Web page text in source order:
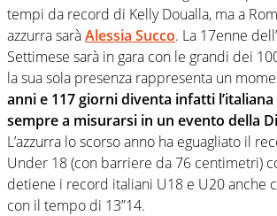
tempi da record di Kelly Doualla, ma a
azzurra saràAlessia Succo. La 17enne
Settimese sarà in gara con le grandi dei
la sua sola presenza rappresenta un
anni e 117 giorni diventa infatti
sempre a misurarsi in un evento della
L’azzurra lo scorso anno ha eguagliato il
Under 18 (con barriere da 76 centimetri)
detiene i record italiani U18 e U20 anche
con il tempo di 13”14.